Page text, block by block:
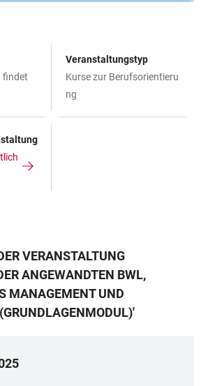
findet
Veranstaltungstyp
Kurse zur Berufsorientieru
ng
VERANSTALTUNG
ANGEWANDTEN BWL,
MANAGEMENT UND
'